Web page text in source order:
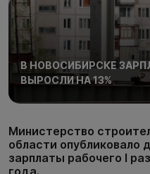
В НОВОСИБИРСКЕ
ВЫРОСЛИ НА 13%
Министерство
области опубликовало
зарплаты рабочего I
года.